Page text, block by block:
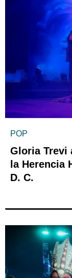
POP
Gloria Trevi
la Herencia
D. C.